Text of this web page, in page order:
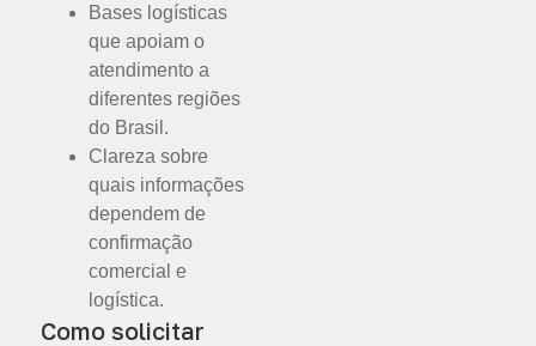
Bases logísticas
que apoiam o
atendimento a
diferentes regiões
do Brasil.
Clareza sobre
quais informações
dependem de
confirmação
comercial e
logística.
Como solicitar